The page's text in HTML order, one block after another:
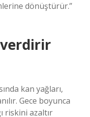
dönüştürür.”
verdirir
kan yağları,
Gece boyunca
riskini azaltır